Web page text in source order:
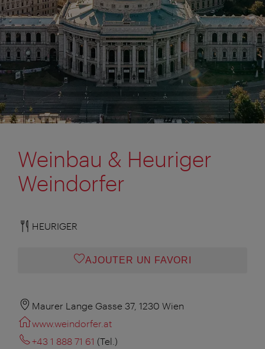
Weinbau & Heuriger
Weindorfer
HEURIGER
AJOUTER UN FAVORI
Maurer Lange Gasse 37, 1230 Wien
www.weindorfer.at
+43 1 888 71 61 (Tel.)